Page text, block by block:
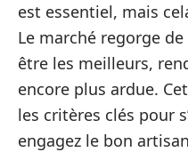
est essentiel, mais
Le marché regorge
être les meilleurs,
encore plus ardue.
les critères clés pour
engagez le bon